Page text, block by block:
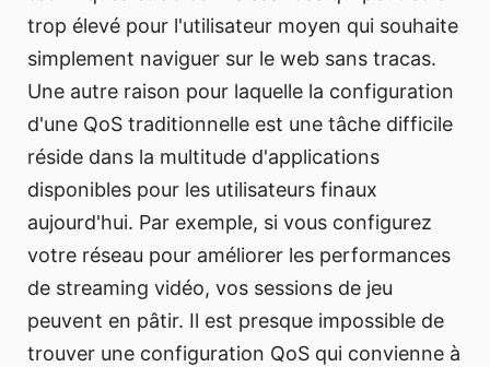
trop élevé pour l'utilisateur moyen qui souhaite
simplement naviguer sur le web sans tracas.
Une autre raison pour laquelle la configuration
d'une QoS traditionnelle est une tâche difficile
réside dans la multitude d'applications
disponibles pour les utilisateurs finaux
aujourd'hui. Par exemple, si vous configurez
votre réseau pour améliorer les performances
de streaming vidéo, vos sessions de jeu
peuvent en pâtir. Il est presque impossible de
trouver une configuration QoS qui convienne à